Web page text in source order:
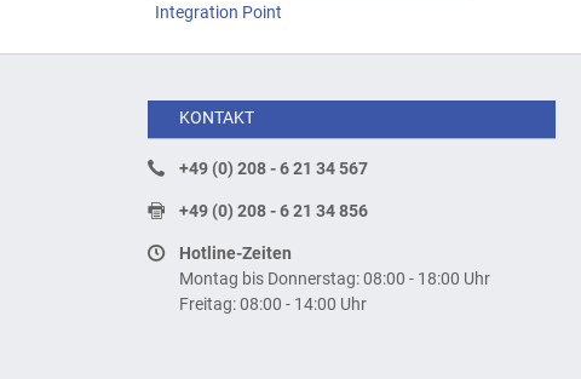
Integration Point
KONTAKT
+49 (0) 208 - 6 21 34 567
+49 (0) 208 - 6 21 34 856
Hotline-Zeiten
Montag bis Donnerstag: 08:00 - 18:00 Uhr
Freitag: 08:00 - 14:00 Uhr